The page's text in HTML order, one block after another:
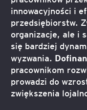
innowacyjności i
przedsiębiorstw.
organizacje, ale i
się bardziej
wyzwania.
pracownikom
prowadzi do
zwiększenia